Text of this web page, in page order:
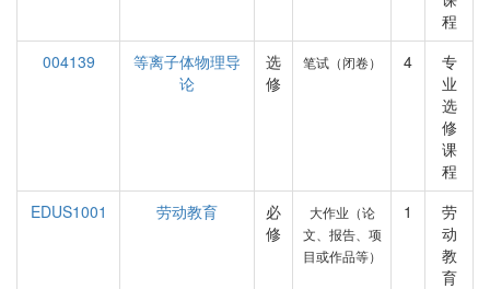
程
004139
等离子体物理导
论
选
修
笔试（闭卷） 4
专
业
选
修
课
程
EDUS1001
劳动教育
必
修
大作业（论
文、报告、项
目或作品等）
1
劳
动
教
育